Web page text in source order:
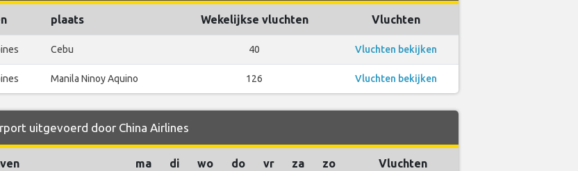
plaats Wekelijkse vluchten Vluchten
Cebu 40 Vluchten bekijken
Manila Ninoy Aquino 126 Vluchten bekijken
uitgevoerd door China Airlines
ma di wo do vr za zo Vluchten